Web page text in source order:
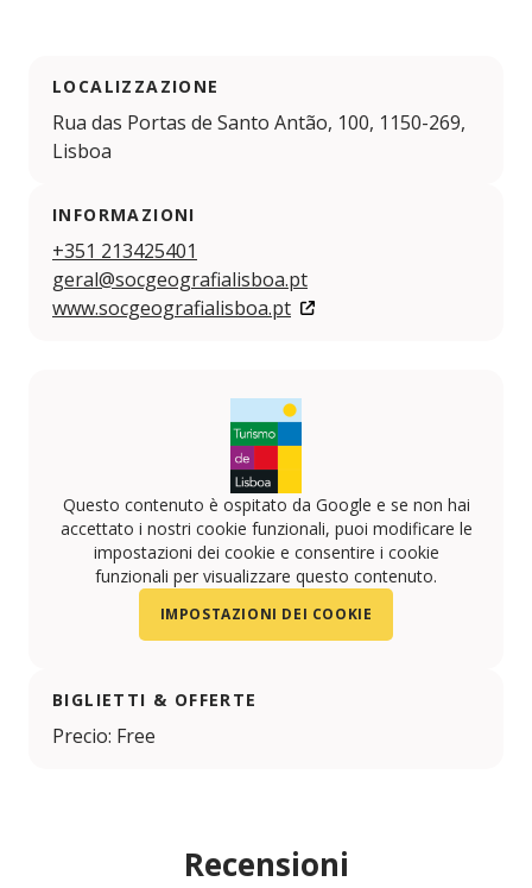
LOCALIZZAZIONE
Rua das Portas de Santo Antão, 100, 1150-269,
Lisboa
INFORMAZIONI
+351 213425401
geral@socgeografialisboa.pt
www.socgeografialisboa.pt
Questo contenuto è ospitato da Google e se non hai
accettato i nostri cookie funzionali, puoi modificare le
impostazioni dei cookie e consentire i cookie
funzionali per visualizzare questo contenuto.
IMPOSTAZIONI DEI COOKIE
BIGLIETTI & OFFERTE
Precio: Free
Recensioni